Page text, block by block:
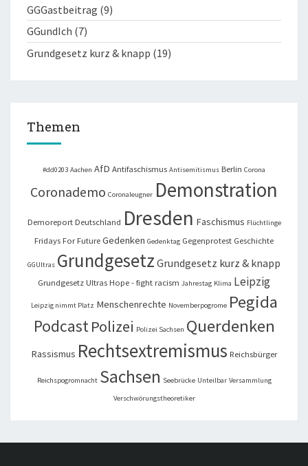
GGGastbeitrag (9)
GGundIch (7)
Grundgesetz kurz & knapp (19)
Themen
#dd0203 Aachen AfD Antifaschismus Antisemitismus Berlin Corona
Coronademo Coronaleugner Demonstration
Demoreport Deutschland Dresden Faschismus Flüchtlinge
Fridays For FutureGedenken Gedenktag Gegenprotest Geschichte
GGUltras Grundgesetz Grundgesetz kurz & knapp
Grundgesetz UltrasHope - fight racism Jahrestag Klima Leipzig
Leipzig nimmt Platz Menschenrechte Novemberpogrome Pegida
Podcast Polizei Polizei Sachsen Querdenken
Rassismus Rechtsextremismus Reichsbürger
Reichspogromnacht Sachsen Seebrücke Unteilbar Versammlung
Verschwörungstheoretiker